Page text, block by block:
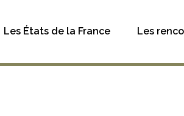
Les États de la France Les